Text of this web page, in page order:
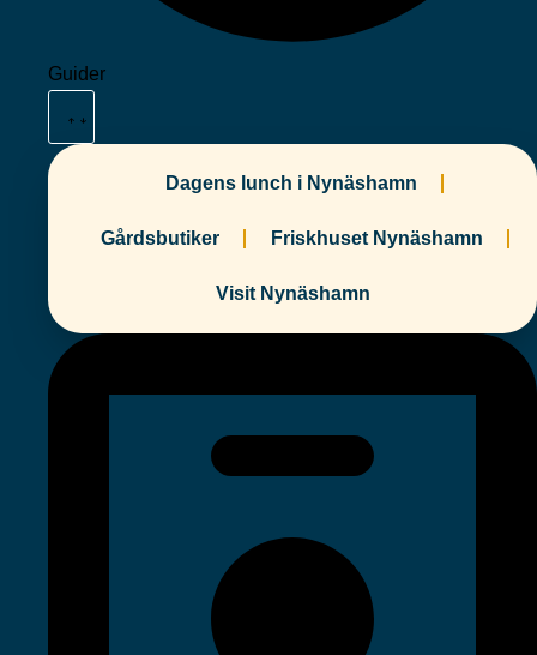
Guider
Dagens lunch i Nynäshamn
Gårdsbutiker Friskhuset Nynäshamn
Visit Nynäshamn